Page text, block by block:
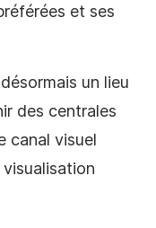
et ses
un lieu
des centrales
canal visuel